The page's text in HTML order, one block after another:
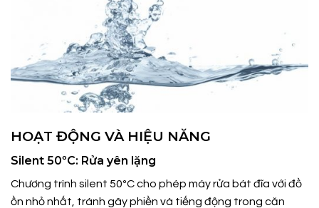
HOẠT ĐỘNG VÀ HIỆU NĂNG
Silent 50ºC: Rửa yên lặng
Chương trình silent 50ºC cho phép máy rửa bát đĩa với đồ
ồn nhỏ nhất, tránh gây phiền và tiếng động trong căn